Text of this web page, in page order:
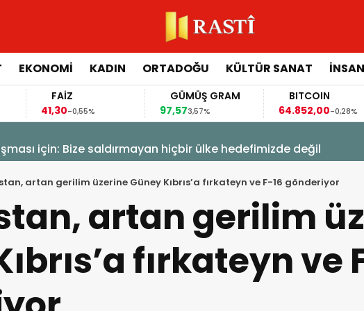
EKONOMİ KADIN ORTADOĞU KÜLTÜR SANAT
FAİZ
41,30-0,55%
GÜMÜŞ GRAM
97,573,57%
BITCOIN
64.852,00-0,28%
Fidan’dan Mekke Anlaşması için: Bize saldırmayan hiçbir ülke hedefimizde değil
artan gerilim üzerine Güney Kıbrıs’a fırkateyn ve F-16 gönderiyor
artan gerilim
fırkateyn ve